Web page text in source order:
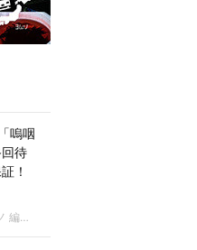
嗚咽
待
！
マチーム